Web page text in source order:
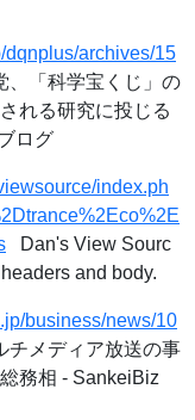
dqnplus/archives/15
、「科学宝くじ」の
れる研究に投じる
ログ
index.ph
Dan's View Sourc
and body.
business/news/10
チメディア放送の事
務相 - SankeiBiz